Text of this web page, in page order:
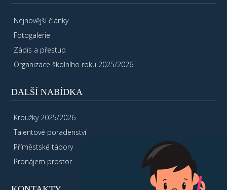
Nejnovější články
Fotogalerie
Zápis a přestup
Organizace školního roku 2025/2026
DALŠÍ NABÍDKA
Kroužky 2025/2026
Talentové poradenství
Příměstské tábory
Pronájem prostor